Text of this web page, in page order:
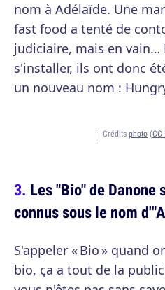
nom à Adélaïde. Une
fast food a tenté de
judiciaire, mais en vain…
s'installer, ils ont donc
un nouveau nom :
Crédits photo (CC
Les "Bio" de Danone
connus sous le nom
S'appeler « Bio » quand
bio, ça a tout de la